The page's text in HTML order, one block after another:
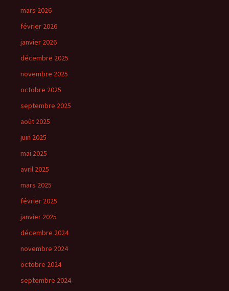
mars 2026
février 2026
janvier 2026
décembre 2025
novembre 2025
octobre 2025
septembre 2025
août 2025
juin 2025
mai 2025
avril 2025
mars 2025
février 2025
janvier 2025
décembre 2024
novembre 2024
octobre 2024
septembre 2024